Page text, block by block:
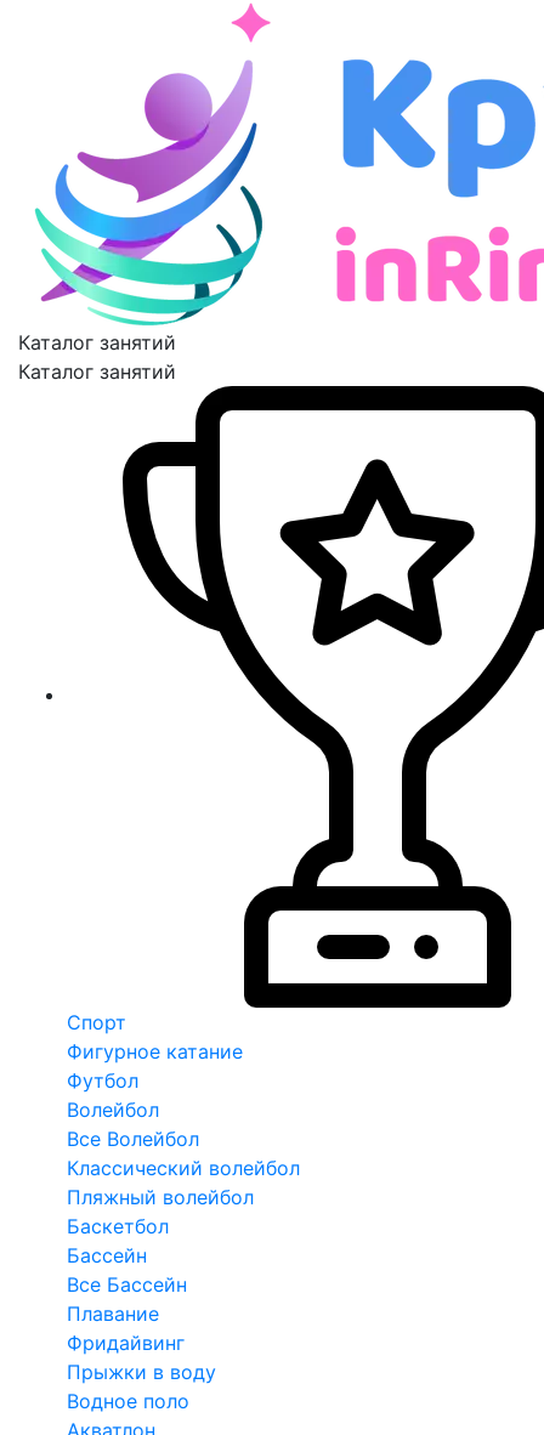
Каталог занятий
Каталог занятий
Спорт
Фигурное катание
Футбол
Волейбол
Все Волейбол
Классический волейбол
Пляжный волейбол
Баскетбол
Бассейн
Все Бассейн
Плавание
Фридайвинг
Прыжки в воду
Водное поло
Акватлон